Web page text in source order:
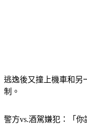
逃逸後又撞上機車和另
制。
警方vs.酒駕嫌犯：「你